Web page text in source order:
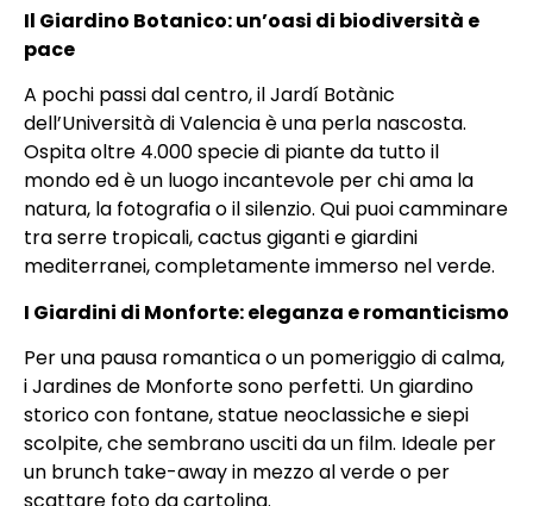
Il Giardino Botanico: un’oasi di biodiversità e
pace
A pochi passi dal centro, il Jardí Botànic
dell’Università di Valencia è una perla nascosta.
Ospita oltre 4.000 specie di piante da tutto il
mondo ed è un luogo incantevole per chi ama la
natura, la fotografia o il silenzio. Qui puoi camminare
tra serre tropicali, cactus giganti e giardini
mediterranei, completamente immerso nel verde.
I Giardini di Monforte: eleganza e romanticismo
Per una pausa romantica o un pomeriggio di calma,
i Jardines de Monforte sono perfetti. Un giardino
storico con fontane, statue neoclassiche e siepi
scolpite, che sembrano usciti da un film. Ideale per
un brunch take-away in mezzo al verde o per